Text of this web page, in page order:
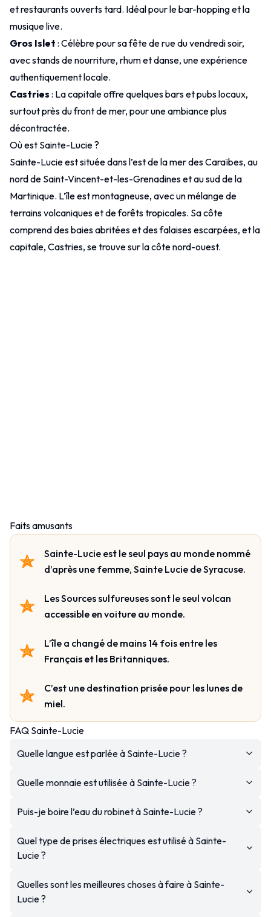
et restaurants ouverts tard. Idéal pour le bar-hopping et la
musique live.
Gros Islet : Célèbre pour sa fête de rue du vendredi soir,
avec stands de nourriture, rhum et danse, une expérience
authentiquement locale.
Castries : La capitale offre quelques bars et pubs locaux,
surtout près du front de mer, pour une ambiance plus
décontractée.
Où est Sainte-Lucie ?
Sainte-Lucie est située dans l’est de la mer des Caraïbes, au
nord de Saint-Vincent-et-les-Grenadineset au sud de la
Martinique. L’île est montagneuse, avec un mélange de
terrains volcaniques et de forêts tropicales. Sa côte
comprend des baies abritées et des falaises escarpées, et la
capitale, Castries, se trouve sur la côte nord-ouest.
Faits amusants
Sainte-Lucie est le seul pays au monde nommé
d’après une femme, Sainte Lucie de Syracuse.
Les Sources sulfureuses sont le seul volcan
accessible en voiture au monde.
L’île a changé de mains 14 fois entre les
Français et les Britanniques.
C’est une destination prisée pour les lunes de
miel.
FAQ Sainte-Lucie
Quelle langue est parlée à Sainte-Lucie ?
Quelle monnaie est utilisée à Sainte-Lucie ?
Puis-je boire l’eau du robinet à Sainte-Lucie ?
Quel type de prises électriques est utilisé à Sainte-
Lucie ?
Quelles sont les meilleures choses à faire à Sainte-
Lucie ?